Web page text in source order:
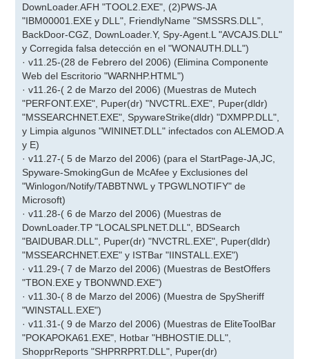
DownLoader.AFH "TOOL2.EXE", (2)PWS-JA
"IBM00001.EXE y DLL", FriendlyName "SMSSRS.DLL",
BackDoor-CGZ, DownLoader.Y, Spy-Agent.L "AVCAJS.DLL"
y Corregida falsa detección en el "WONAUTH.DLL")
· v11.25-(28 de Febrero del 2006) (Elimina Componente
Web del Escritorio "WARNHP.HTML")
· v11.26-( 2 de Marzo del 2006) (Muestras de Mutech
"PERFONT.EXE", Puper(dr) "NVCTRL.EXE", Puper(dldr)
"MSSEARCHNET.EXE", SpywareStrike(dldr) "DXMPP.DLL",
y Limpia algunos "WININET.DLL" infectados con ALEMOD.A
y E)
· v11.27-( 5 de Marzo del 2006) (para el StartPage-JA,JC,
Spyware-SmokingGun de McAfee y Exclusiones del
"Winlogon/Notify/TABBTNWL y TPGWLNOTIFY" de
Microsoft)
· v11.28-( 6 de Marzo del 2006) (Muestras de
DownLoader.TP "LOCALSPLNET.DLL", BDSearch
"BAIDUBAR.DLL", Puper(dr) "NVCTRL.EXE", Puper(dldr)
"MSSEARCHNET.EXE" y ISTBar "IINSTALL.EXE")
· v11.29-( 7 de Marzo del 2006) (Muestras de BestOffers
"TBON.EXE y TBONWND.EXE")
· v11.30-( 8 de Marzo del 2006) (Muestra de SpySheriff
"WINSTALL.EXE")
· v11.31-( 9 de Marzo del 2006) (Muestras de EliteToolBar
"POKAPOKA61.EXE", Hotbar "HBHOSTIE.DLL",
ShopprReports "SHPRRPRT.DLL", Puper(dr)